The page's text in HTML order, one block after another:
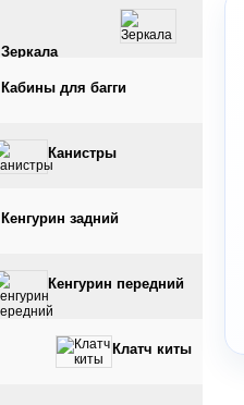
Зеркала
Кабины для багги
Канистры
Кенгурин задний
Кенгурин передний
Клатч киты